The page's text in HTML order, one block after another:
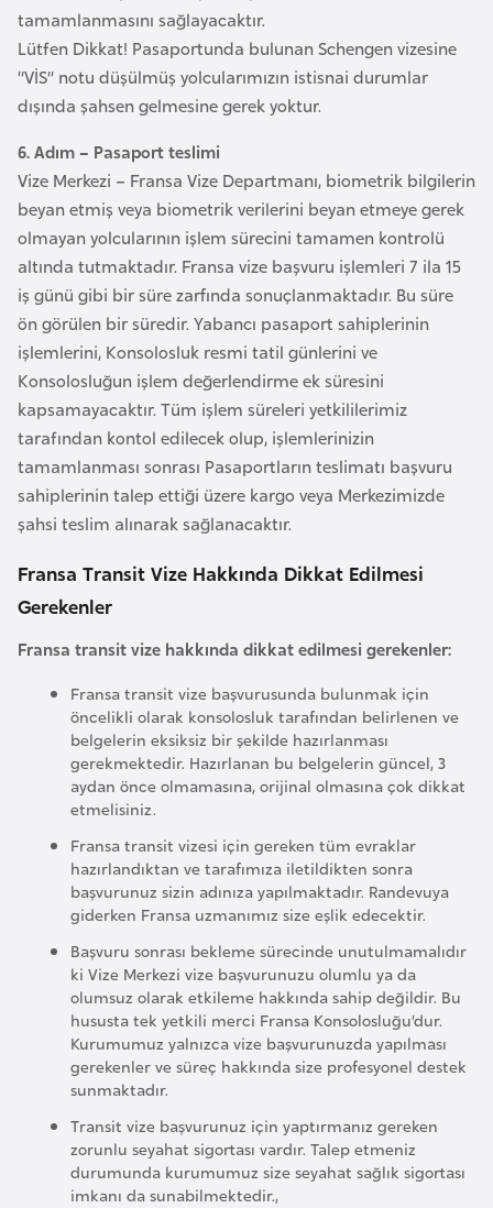
tamamlanmasını sağlayacaktır.
Lütfen Dikkat! Pasaportunda bulunan Schengen vizesine
‘’VİS’’ notu düşülmüş yolcularımızın istisnai durumlar
dışında şahsen gelmesine gerek yoktur.
6. Adım – Pasaport teslimi
Vize Merkezi – Fransa Vize Departmanı, biometrik bilgilerin
beyan etmiş veya biometrik verilerini beyan etmeye gerek
olmayan yolcularının işlem sürecini tamamen kontrolü
altında tutmaktadır. Fransa vize başvuru işlemleri 7 ila 15
iş günü gibi bir süre zarfında sonuçlanmaktadır. Bu süre
ön görülen bir süredir. Yabancı pasaport sahiplerinin
işlemlerini, Konsolosluk resmi tatil günlerini ve
Konsolosluğun işlem değerlendirme ek süresini
kapsamayacaktır. Tüm işlem süreleri yetkililerimiz
tarafından kontol edilecek olup, işlemlerinizin
tamamlanması sonrası Pasaportların teslimatı başvuru
sahiplerinin talep ettiği üzere kargo veya Merkezimizde
şahsi teslim alınarak sağlanacaktır.
Fransa Transit Vize Hakkında Dikkat Edilmesi
Gerekenler
Fransa transit vize hakkında dikkat edilmesi gerekenler:
Fransa transit vize başvurusunda bulunmak için
öncelikli olarak konsolosluk tarafından belirlenen ve
belgelerin eksiksiz bir şekilde hazırlanması
gerekmektedir. Hazırlanan bu belgelerin güncel, 3
aydan önce olmamasına, orijinal olmasına çok dikkat
etmelisiniz.
Fransa transit vizesi için gereken tüm evraklar
hazırlandıktan ve tarafımıza iletildikten sonra
başvurunuz sizin adınıza yapılmaktadır. Randevuya
giderken Fransa uzmanımız size eşlik edecektir.
Başvuru sonrası bekleme sürecinde unutulmamalıdır
ki Vize Merkezi vize başvurunuzu olumlu ya da
olumsuz olarak etkileme hakkında sahip değildir. Bu
hususta tek yetkili merci Fransa Konsolosluğu’dur.
Kurumumuz yalnızca vize başvurunuzda yapılması
gerekenler ve süreç hakkında size profesyonel destek
sunmaktadır.
Transit vize başvurunuz için yaptırmanız gereken
zorunlu seyahat sigortası vardır. Talep etmeniz
durumunda kurumumuz size seyahat sağlık sigortası
imkanı da sunabilmektedir.,
h
i
l
i
F
i
n
l
a
n
d
i
y
a
F
r
a
s
a
m